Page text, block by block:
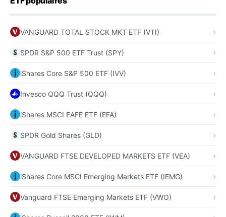
VANGUARD TOTAL STOCK MKT ETF (VTI)
SPDR S&P 500 ETF Trust (SPY)
iShares Core S&P 500 ETF (IVV)
Invesco QQQ Trust (QQQ)
iShares MSCI EAFE ETF (EFA)
SPDR Gold Shares (GLD)
VANGUARD FTSE DEVELOPED MARKETS ETF (VEA)
iShares Core MSCI Emerging Markets ETF (IEMG)
Vanguard FTSE Emerging Markets ETF (VWO)